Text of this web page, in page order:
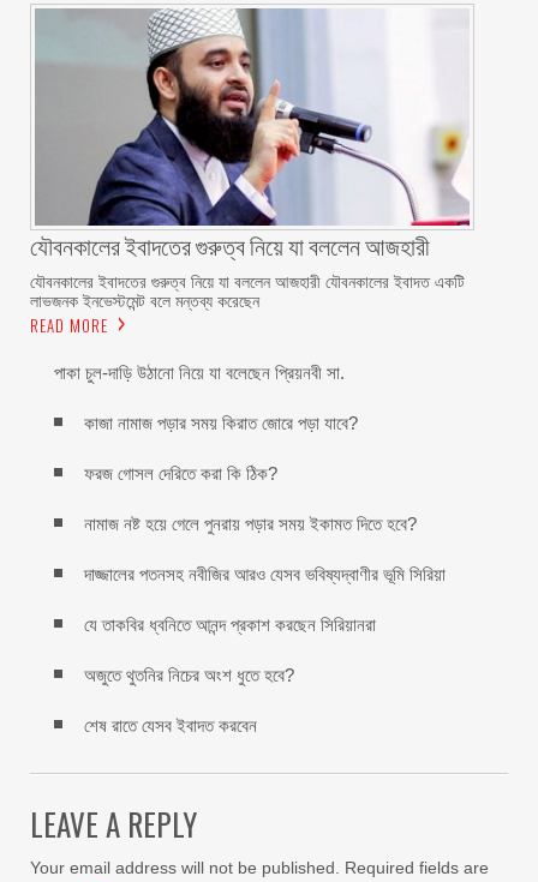
যৌবনকালের ইবাদতের গুরুত্ব নিয়ে যা বললেন আজহারী
যৌবনকালের ইবাদতের গুরুত্ব নিয়ে যা বললেন আজহারী যৌবনকালের ইবাদত একটি
লাভজনক ইনভেস্টমেন্ট বলে মন্তব্য করেছেন
READ MORE
পাকা চুল-দাড়ি উঠানো নিয়ে যা বলেছেন প্রিয়নবী সা.
কাজা নামাজ পড়ার সময় কিরাত জোরে পড়া যাবে?
ফরজ গোসল দেরিতে করা কি ঠিক?
নামাজ নষ্ট হয়ে গেলে পুনরায় পড়ার সময় ইকামত দিতে হবে?
দাজ্জালের পতনসহ নবীজির আরও যেসব ভবিষ্যদ্বাণীর ভূমি সিরিয়া
যে তাকবির ধ্বনিতে আনন্দ প্রকাশ করছেন সিরিয়ানরা
অজুতে থুতনির নিচের অংশ ধুতে হবে?
শেষ রাতে যেসব ইবাদত করবেন
LEAVE A REPLY
Your email address will not be published.
Required fields are